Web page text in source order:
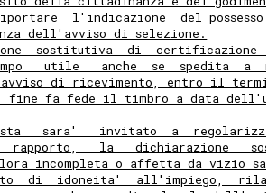
l'indicazione  del
dell'avviso di selezione.
sostitutiva  di  certificazione
utile   anche  se  spedita  a
avviso di ricevimento, entro il
fine fa fede il timbro a data
sara'   invitato  a
rapporto,   la   dichiarazione
incompleta o affetta da vizio
di  idoneita'  all'impiego,